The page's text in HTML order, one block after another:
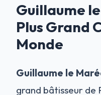
Guillaume
Plus Grand
Monde
Guillaume le
grand bâtisseur de